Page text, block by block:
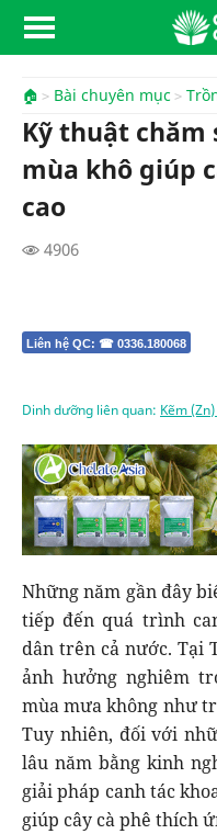
🏠 Bài chuyên mục
Kỹ thuật chăm
mùa khô giúp
cao
4906
Liên hệ QC: ☎ 0336.180068
Dinh dưỡng liên quan: Kẽm
Những năm gần đây
tiếp đến quá trình
dân trên cả nước. Tại
ảnh hưởng nghiêm
mùa mưa không như
Tuy nhiên, đối với
lâu năm bằng kinh
giải pháp canh tác
giúp cây cà phê thích